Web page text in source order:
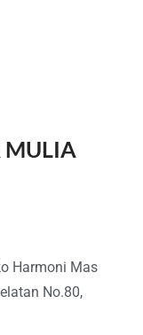
MULIA
Harmoni Mas
No.80,